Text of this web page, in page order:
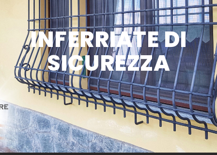
INFERRIATE DI
SICUREZZA